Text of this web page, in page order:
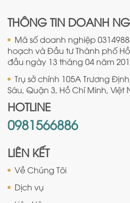
THÔNG TIN DOANH
Mã số doanh nghiệp
hoạch và Đầu tư Thành phố
đầu ngày 13 tháng 04 năm
Trụ sở chính 105A Trương
Sáu, Quận 3, Hồ Chí Minh, Việt
HOTLINE
0981566886
LIÊN KẾT
Về Chúng Tôi
Dịch vụ